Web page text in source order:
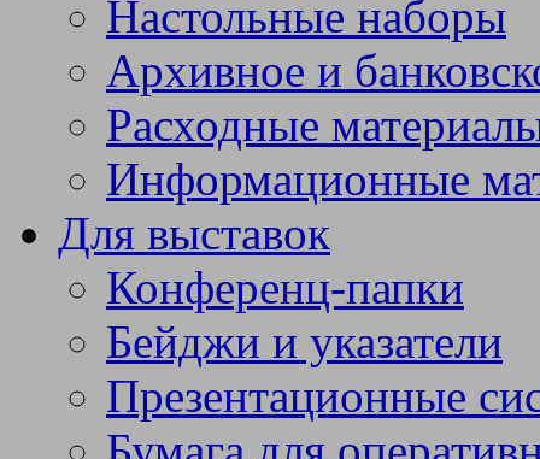
Настольные наборы
Архивное и
Расходные
Информационные
Для выставок
Конференц-папки
Бейджи и указатели
Презентационные